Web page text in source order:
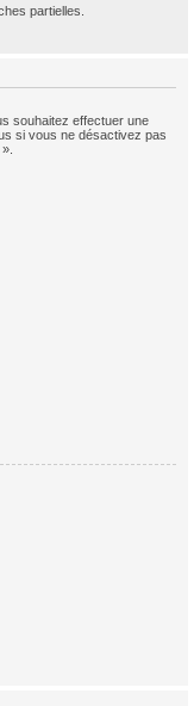
partielles.
souhaitez effectuer une
si vous ne désactivez pas